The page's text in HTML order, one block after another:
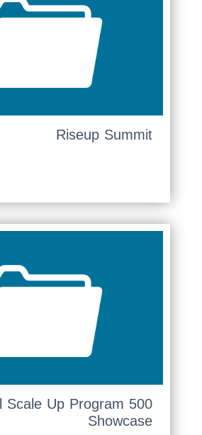
Riseup Summit
Scale Up Program
Showcase